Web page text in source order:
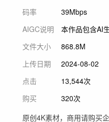
码率
39Mbps
AIGC说明
本作品包含AI
文件大小
868.8M
上传日期
2024-08-02
点击
13,544次
购买
320次
原创4K素材，商用请购买